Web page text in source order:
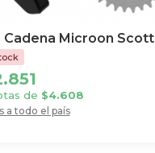
Cadena Microon Scott
a todo el país
de $4.608